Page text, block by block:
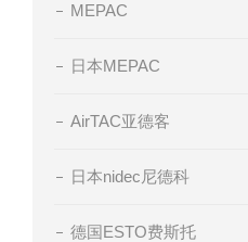
MEPAC
日本MEPAC
AirTAC亚德客
日本nidec尼德科
德国ESTO费斯托